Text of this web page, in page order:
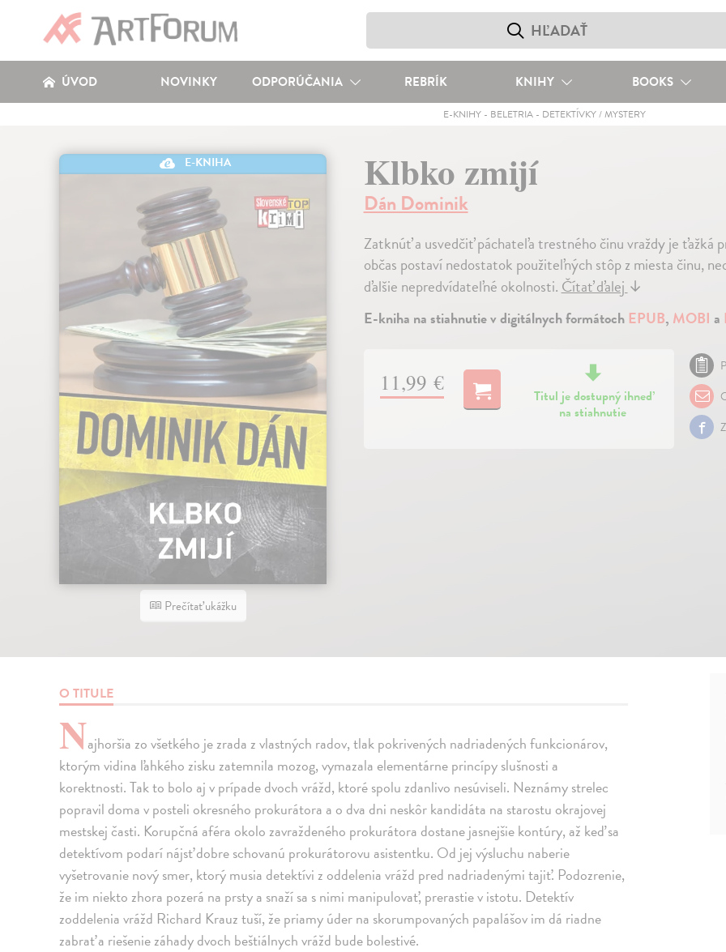
ÚVOD NOVINKY ODPORÚČANIA REBRÍK KNIHY BOOKS
E-KNIHY- BELETRIA- DETEKTÍVKY / MYSTERY
E-KNIHA
Prečítať ukážku
Klbko zmijí
Dán Dominik
Zatknúť a usvedčiť páchateľa trestného činu vraždy je ťažká
občas postaví nedostatok použiteľných stôp z miesta činu,
ďalšie nepredvídateľné okolnosti.Čítať ďalej↓
E-kniha na stiahnutie v digitálnych formátoch EPUB, MOBI a
11,99 €
Titul je dostupný ihneď
na stiahnutie
O TITULE
Najhoršia zo všetkého je zrada z vlastných radov, tlak pokrivených nadriadených funkcionárov,
ktorým vidina ľahkého zisku zatemnila mozog, vymazala elementárne princípy slušnosti a
korektnosti. Tak to bolo aj v prípade dvoch vrážd, ktoré spolu zdanlivo nesúviseli. Neznámy strelec
popravil doma v posteli okresného prokurátora a o dva dni neskôr kandidáta na starostu okrajovej
mestskej časti. Korupčná aféra okolo zavraždeného prokurátora dostane jasnejšie kontúry, až keď sa
detektívom podarí nájsť dobre schovanú prokurátorovu asistentku. Od jej výsluchu naberie
vyšetrovanie nový smer, ktorý musia detektívi z oddelenia vrážd pred nadriadenými tajiť. Podozrenie,
že im niekto zhora pozerá na prsty a snaží sa s nimi manipulovať, prerastie v istotu. Detektív
zoddelenia vrážd Richard Krauz tuší, že priamy úder na skorumpovaných papalášov im dá riadne
zabrať a riešenie záhady dvoch beštiálnych vrážd bude bolestivé.